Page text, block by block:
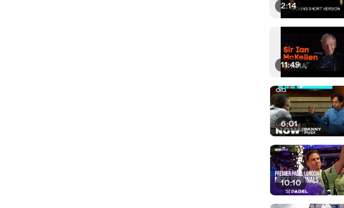
2:14
11:49
6:01
10:10